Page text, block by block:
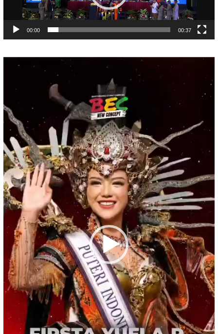
00:00 00:37